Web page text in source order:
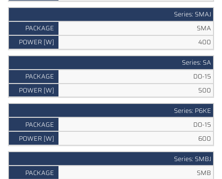
Series: SMAJ
SMA
400
Series: SA
DO-15
500
Series: P6KE
DO-15
600
Series: SMBJ
SMB